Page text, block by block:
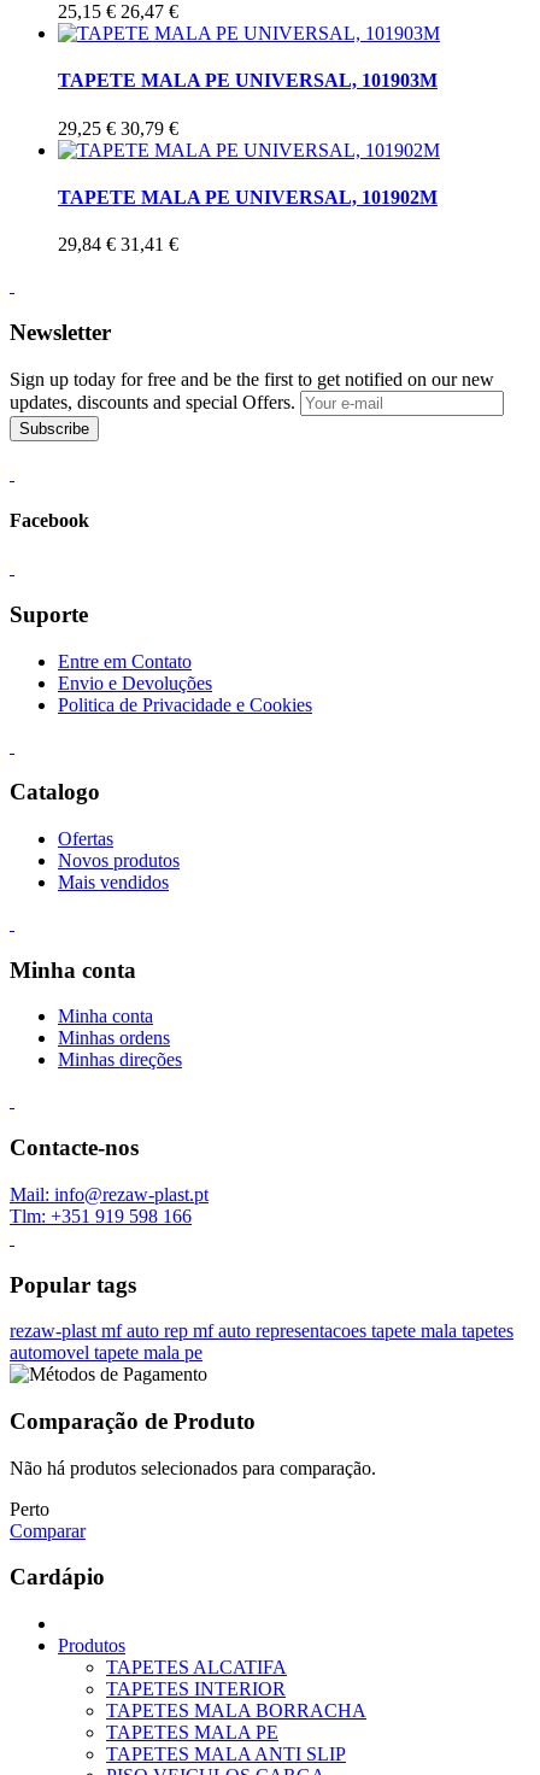
25,15 € 26,47 €
TAPETE MALA PE UNIVERSAL, 101903M
29,25 € 30,79 €
TAPETE MALA PE UNIVERSAL, 101902M
29,84 € 31,41 €
Newsletter
Sign up today for free and be the first to get notified on our new
updates, discounts and special Offers.
Subscribe
Facebook
Suporte
Entre em Contato
Envio e Devoluções
Politica de Privacidade e Cookies
Catalogo
Ofertas
Novos produtos
Mais vendidos
Minha conta
Minha conta
Minhas ordens
Minhas direções
Contacte-nos
Mail: info@rezaw-plast.pt
Tlm: +351 919 598 166
Popular tags
rezaw-plast mf auto rep mf auto representacoes tapete mala tapetes
automovel tapete mala pe
Comparação de Produto
Não há produtos selecionados para comparação.
Perto
Comparar
Cardápio
Produtos
TAPETES ALCATIFA
TAPETES INTERIOR
TAPETES MALA BORRACHA
TAPETES MALA PE
TAPETES MALA ANTI SLIP